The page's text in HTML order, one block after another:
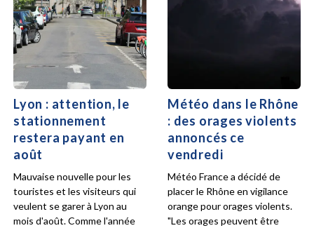
Lyon : attention, le
stationnement
restera payant en
août
Mauvaise nouvelle pour les
touristes et les visiteurs qui
veulent se garer à Lyon au
mois d'août. Comme l'année
Météo dans le Rhône
: des orages violents
annoncés ce
vendredi
Météo France a décidé de
placer le Rhône en vigilance
orange pour orages violents.
"Les orages peuvent être